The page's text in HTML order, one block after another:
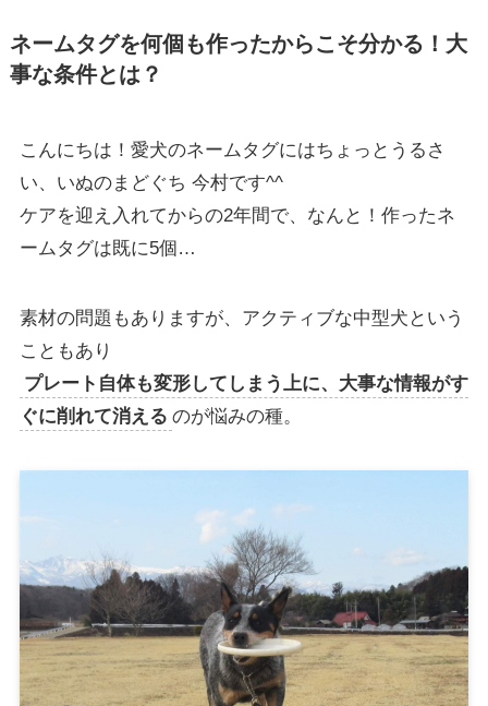
ネームタグを何個も作ったからこそ分かる！大
事な条件とは？
こんにちは！愛犬のネームタグにはちょっとうるさ
い、いぬのまどぐち 今村です^^
ケアを迎え入れてからの2年間で、なんと！作ったネ
ームタグは既に5個…
素材の問題もありますが、アクティブな中型犬という
こともあり
プレート自体も変形してしまう上に、大事な情報がす
ぐに削れて消える のが悩みの種。